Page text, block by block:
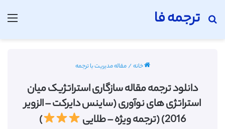
ترجمه فا
جستجو برای
خانه/مقاله مدیریت با ترجمه
دانلود ترجمه مقاله سازگاری استراتژیک میان
استراتژی های نوآوری (ساینس دایرکت – الزویر
2016) (ترجمه ویژه – طلایی
)